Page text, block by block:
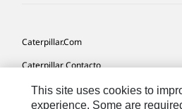
Caterpillar.com
Caterpillar Contacto
Mis Preferencias De Marketing
This site uses cookies to
experience. Some are